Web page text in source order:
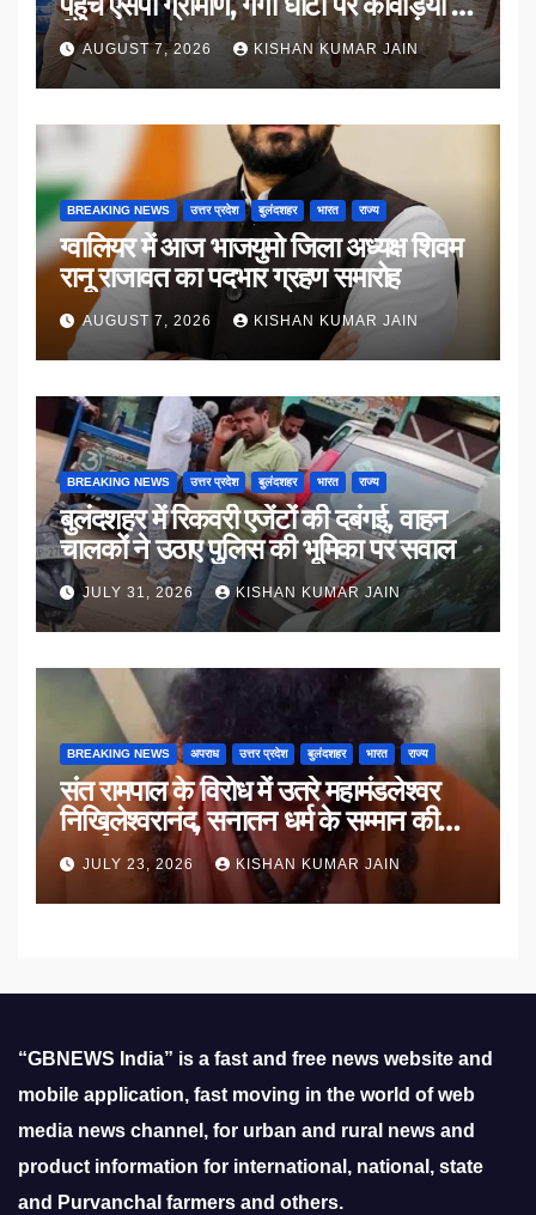
किया संवाद
AUGUST 7, 2026 KISHAN KUMAR JAIN
BREAKING NEWS उत्तर प्रदेश बुलंदशहर भारत राज्य
ग्वालियर में आज भाजयुमो जिला अध्यक्ष शिवम
रानू राजावत का पदभार ग्रहण समारोह
AUGUST 7, 2026 KISHAN KUMAR JAIN
BREAKING NEWS उत्तर प्रदेश बुलंदशहर भारत राज्य
बुलंदशहर में रिकवरी एजेंटों की दबंगई, वाहन
चालकों ने उठाए पुलिस की भूमिका पर सवाल
JULY 31, 2026 KISHAN KUMAR JAIN
BREAKING NEWS अपराध उत्तर प्रदेश बुलंदशहर भारत राज्य
संत रामपाल के विरोध में उतरे महामंडलेश्वर
निखिलेश्वरानंद, सनातन धर्म के सम्मान की
उठाई मांग
JULY 23, 2026 KISHAN KUMAR JAIN
“GBNEWS India” is a fast and free news website and
mobile application, fast moving in the world of web
media news channel, for urban and rural news and
product information for international, national, state
and Purvanchal farmers and others.